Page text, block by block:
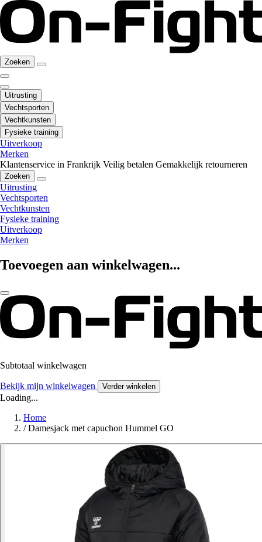
Zoeken
Uitrusting
Vechtsporten
Vechtkunsten
Fysieke training
Uitverkoop
Merken
Klantenservice in Frankrijk Veilig betalen Gemakkelijk retourneren
Zoeken
Uitrusting
Vechtsporten
Vechtkunsten
Fysieke training
Uitverkoop
Merken
Toevoegen aan winkelwagen...
Subtotaal winkelwagen
Bekijk mijn winkelwagen Verder winkelen
Loading...
Home
/ Damesjack met capuchon Hummel GO